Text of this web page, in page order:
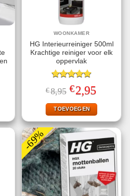
WOONKAMER
HG Interieurreiniger 500ml
Krachtige reiniger voor elk
oppervlak
Gewaardeerd
5.00uit 5
€8,95 Oorspronkelijke
prijs
was:
€8,95.
€2,95
is:
€2,95.
TOEVOEGEN
-69%